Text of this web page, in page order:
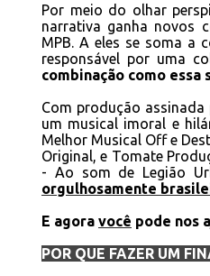
Por meio do olhar
narrativa ganha novos
MPB. A eles se soma a
responsável por uma
combinação como essa
Com produção assinada
um musical imoral e
Melhor Musical Off e
Original, e Tomate
- Ao som de Legião
orgulhosamente
E agora você pode nos
POR QUE FAZER UM